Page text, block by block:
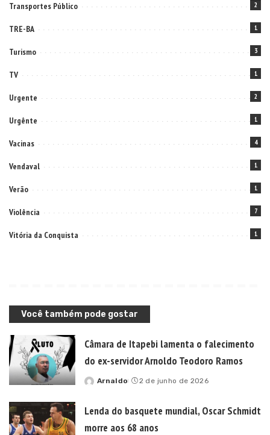
Transportes Público 2
TRE-BA 1
Turismo 3
TV 1
Urgente 2
Urgênte 1
Vacinas 4
Vendaval 1
Verão 1
Violência 7
Vitória da Conquista 1
Você também pode gostar
Câmara de Itapebi lamenta o falecimento
do ex-servidor Arnoldo Teodoro Ramos
Posted
Arnaldo 2 de junho de 2026
Lenda do basquete mundial, Oscar Schmidt
morre aos 68 anos